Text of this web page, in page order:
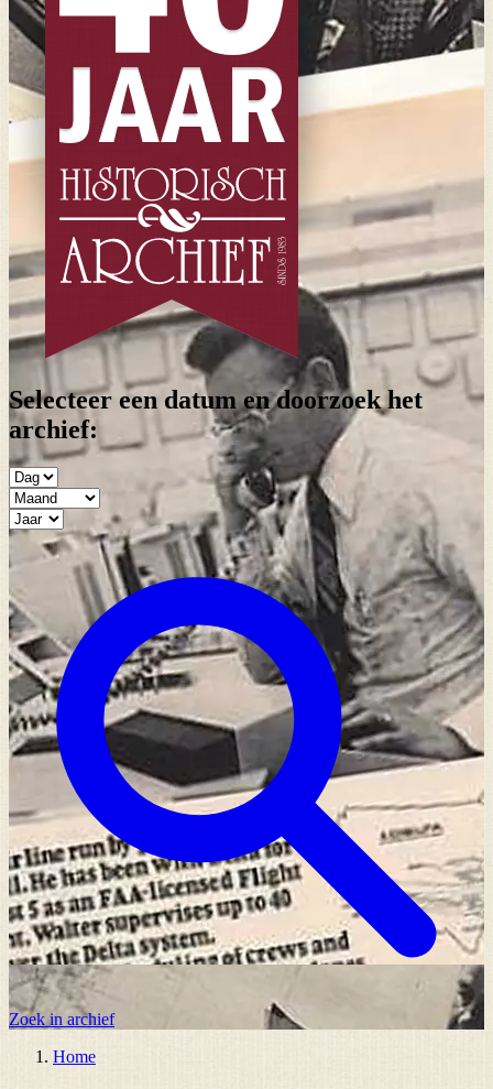
Selecteer een datum en doorzoek het
archief:
Zoek in archief
Home